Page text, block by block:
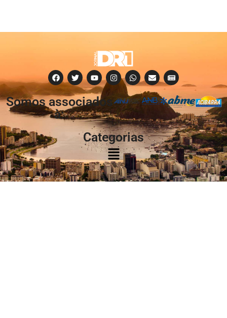
Somos associados
à:
Categorias